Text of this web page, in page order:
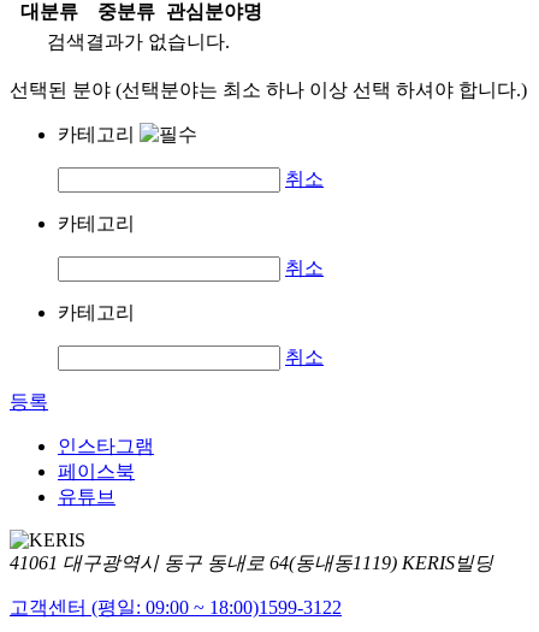
대분류
중분류
관심분야명
검색결과가 없습니다.
선택된 분야 (선택분야는 최소 하나 이상 선택 하셔야 합니다.)
카테고리
취소
카테고리
취소
카테고리
취소
등록
인스타그램
페이스북
유튜브
41061 대구광역시 동구 동내로 64(동내동1119) KERIS빌딩
고객센터 (평일: 09:00 ~ 18:00)1599-3122